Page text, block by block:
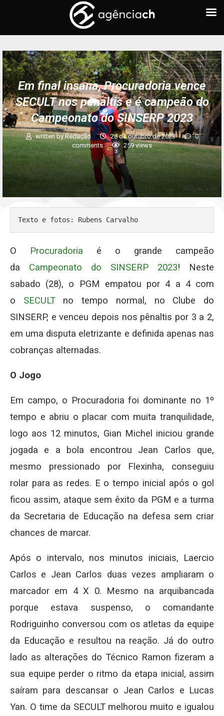
+ ESPORTES
Em final insana, Procuradoria vence
SECULT nos pênaltis e é campeão do
Campeonato do SINSERP 2023
written byRedação 28 de outubro de 2023
0
comments
259views
Texto e fotos: Rubens Carvalho
O Procuradoria é o grande campeão
da Campeonato do SINSERP 2023! Neste
sabado (28), o PGM empatou por 4 a 4 com
o SECULTno tempo normal, no Clube do
SINSERP, e venceu depois nos pênaltis por 3 a 2,
em uma disputa eletrizante e definida apenas nas
cobranças alternadas.
O Jogo
Em campo, o Procuradoria foi dominante no 1º
tempo e abriu o placar com muita tranquilidade,
logo aos 12 minutos, Gian Michel iniciou grande
jogada e a bola encontrou Jean Carlos que,
mesmo pressionado por Flexinha, conseguiu
rolar para as redes. E o tempo inicial após o gol
ficou assim, ataque sem êxito da PGM e a turma
da Secretaria de Educação na defesa sem criar
chances de marcar.
Após o intervalo, nos minutos iniciais, Laercio
Carlos e Jean Carlos duas vezes ampliaram o
marcador em 4 X 0. Mesmo na arquibancada
porque estava suspenso, o comandante
Rodriguinho conversou com os atletas da equipe
da Educação e resultou na reação. Já do outro
lado as alterações do Técnico Ramon fizeram a
sua equipe perder o ritmo da etapa inicial, assim
saíram para descansar o Jean Carlos e Lucas
Yan. O time da SECULT melhorou muito e igualou